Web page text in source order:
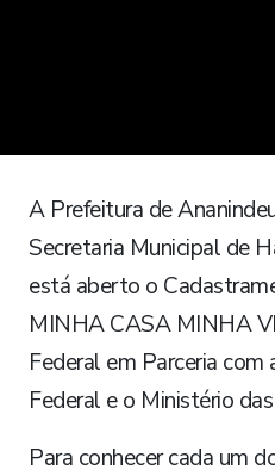
A Prefeitura de
Secretaria Municipal de
está aberto o
MINHA CASA MINHA
Federal em Parceria com
Federal e o Ministério
Para conhecer cada um